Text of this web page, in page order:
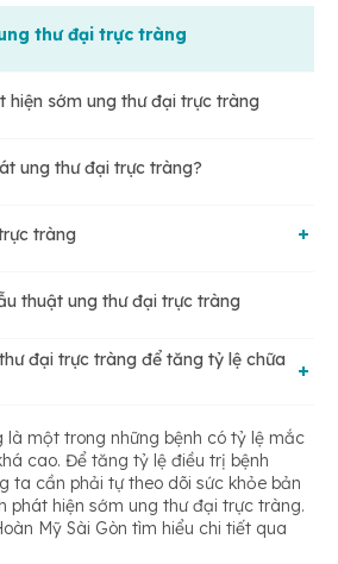
thư đại trực tràng
hiện sớm ung thư đại trực tràng
ung thư đại trực tràng?
tràng
thuật ung thư đại trực tràng
đại trực tràng để tăng tỷ lệ chữa
hoá tại bệnh viện Hoàn Mỹ Sài Gòn
là một trong những bệnh có tỷ lệ mắc
cao. Để tăng tỷ lệ điều trị bệnh
ta cần phải tự theo dõi sức khỏe bản
phát hiện sớm ung thư đại trực tràng.
Mỹ Sài Gòn tìm hiểu chi tiết qua